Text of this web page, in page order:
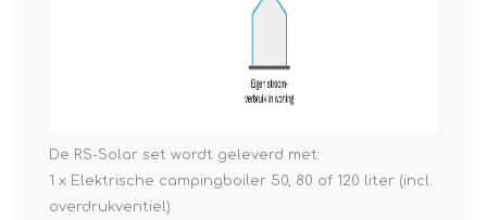
De RS-Solar set wordt geleverd met:
1 x Elektrische campingboiler 50, 80 of 120 liter (incl.
overdrukventiel)